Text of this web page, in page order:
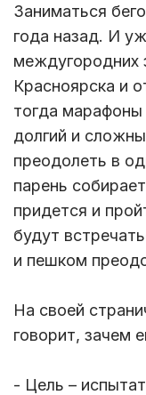
Заниматься
года назад. И
междугородних
Красноярска и
тогда
долгий и
преодолеть в
парень
придется и
будут
и пешком
На своей
говорит, зачем
- Цель –